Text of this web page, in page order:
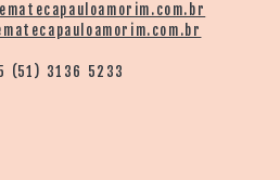
(51) 3136 5233